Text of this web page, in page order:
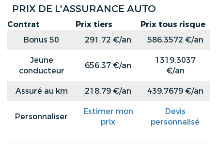
PRIX DE L'ASSURANCE AUTO
Contrat Prix tiers
Prix tous risque
Bonus 50
291.72 €/an
586.3572 €/an
Jeune
conducteur
656.37 €/an
1319.3037
€/an
Assuré au km
218.79 €/an 439.7679 €/an
Personnaliser
Estimer mon
prix
Devis
personnalisé